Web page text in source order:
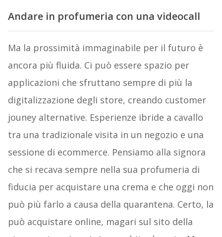
Andare in profumeria con una videocall
Ma la prossimità immaginabile per il futuro è
ancora più fluida. Ci può essere spazio per
applicazioni che sfruttano sempre di più la
digitalizzazione degli store, creando customer
jouney alternative. Esperienze ibride a cavallo
tra una tradizionale visita in un negozio e una
sessione di ecommerce. Pensiamo alla signora
che si recava sempre nella sua profumeria di
fiducia per acquistare una crema e che oggi non
può più farlo a causa della quarantena. Certo, la
può acquistare online, magari sul sito della